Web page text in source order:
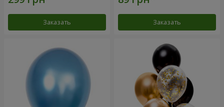
Заказать Заказать